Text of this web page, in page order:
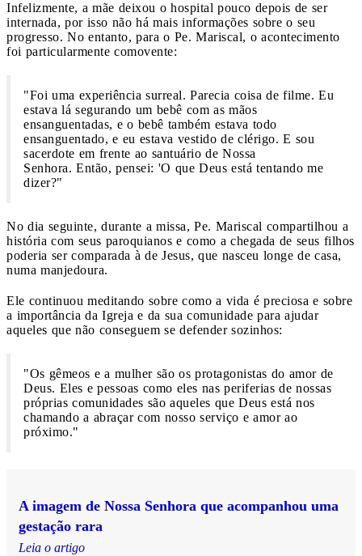
Infelizmente, a mãe deixou o hospital pouco depois de ser
internada, por isso não há mais informações sobre o seu
progresso. No entanto, para o Pe. Mariscal, o acontecimento
foi particularmente comovente:
"Foi uma experiência surreal. Parecia coisa de filme. Eu
estava lá segurando um bebê com as mãos
ensanguentadas, e o bebê também estava todo
ensanguentado, e eu estava vestido de clérigo. E sou
sacerdote em frente ao santuário de Nossa
Senhora. Então, pensei: 'O que Deus está tentando me
dizer?"
No dia seguinte, durante a missa, Pe. Mariscal compartilhou a
história com seus paroquianos e como a chegada de seus filhos
poderia ser comparada à de Jesus, que nasceu longe de casa,
numa manjedoura.
Ele continuou meditando sobre como a vida é preciosa e sobre
a importância da Igreja e da sua comunidade para ajudar
aqueles que não conseguem se defender sozinhos:
"Os gêmeos e a mulher são os protagonistas do amor de
Deus. Eles e pessoas como eles nas periferias de nossas
próprias comunidades são aqueles que Deus está nos
chamando a abraçar com nosso serviço e amor ao
próximo."
A imagem de Nossa Senhora que acompanhou uma
gestação rara
Leia o artigo